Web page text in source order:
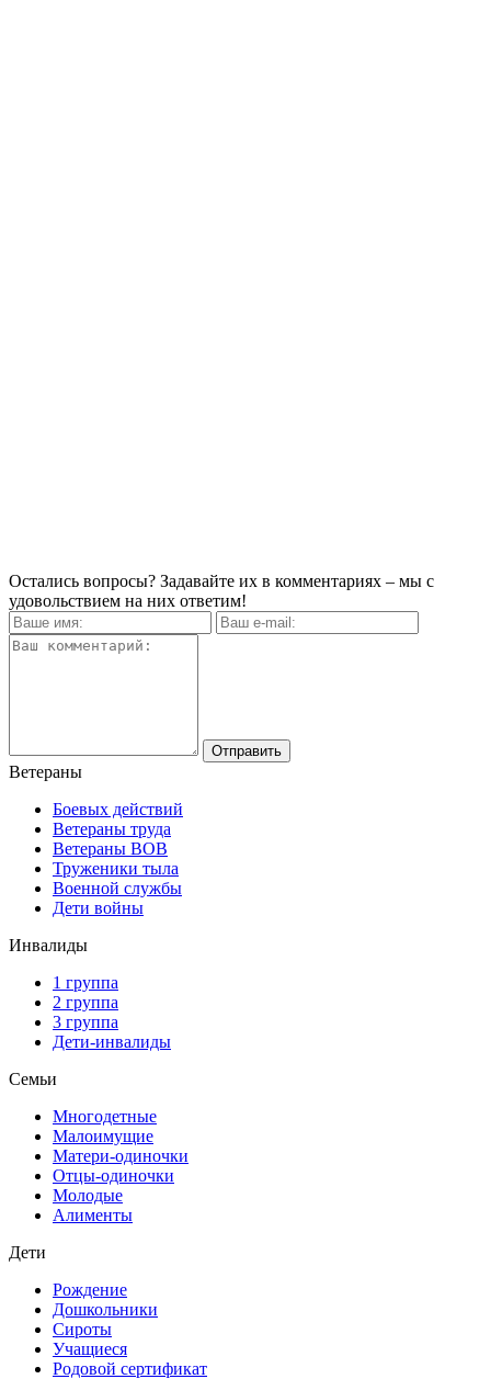
Остались вопросы? Задавайте их в комментариях – мы с
удовольствием на них ответим!
Ветераны
Боевых действий
Ветераны труда
Ветераны ВОВ
Труженики тыла
Военной службы
Дети войны
Инвалиды
1 группа
2 группа
3 группа
Дети-инвалиды
Семьи
Многодетные
Малоимущие
Матери-одиночки
Отцы-одиночки
Молодые
Алименты
Дети
Рождение
Дошкольники
Сироты
Учащиеся
Родовой сертификат